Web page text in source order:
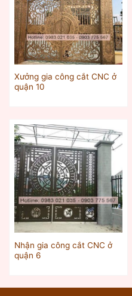
Xưởng gia công cắt CNC ở
quận 10
Nhận gia công cắt CNC ở
quận 6